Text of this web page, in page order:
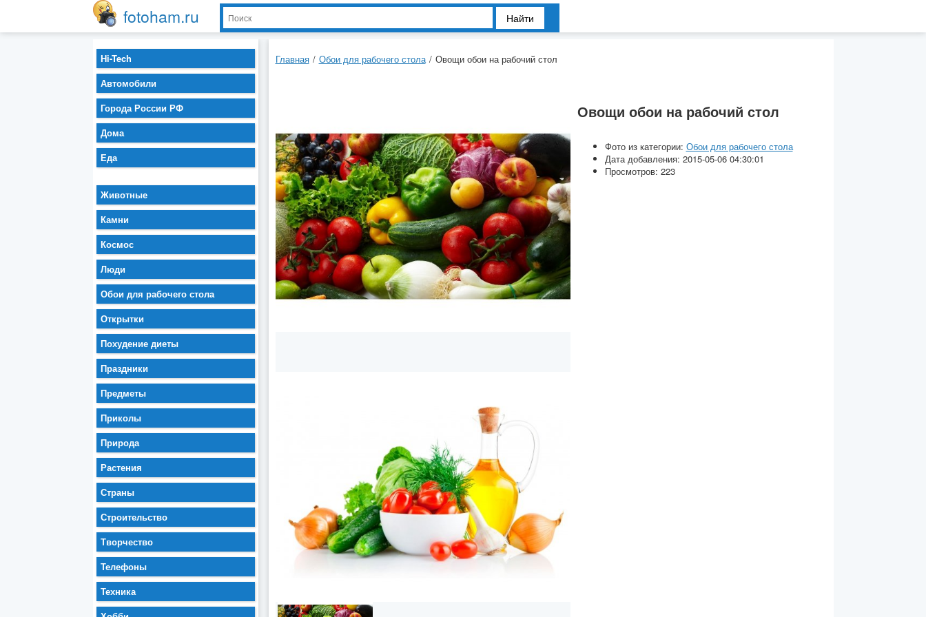
fotoham.ru Найти
Главная / Обои для рабочего стола / Овощи обои на рабочий стол
Овощи обои на рабочий стол
Фото из категории: Обои для рабочего стола
Дата добавления: 2015-05-06 04:30:01
Просмотров: 223
Hi-Tech
Автомобили
Города России РФ
Дома
Еда
Животные
Камни
Космос
Люди
Обои для рабочего стола
Открытки
Похудение диеты
Праздники
Предметы
Приколы
Природа
Растения
Страны
Строительство
Творчество
Телефоны
Техника